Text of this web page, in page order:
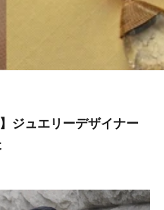
ジュエリーデザイナー